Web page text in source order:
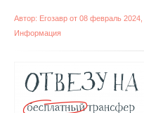
Автор: Егозавр от 08 февраль 2024
Информация